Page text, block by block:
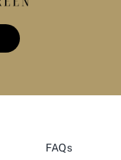
FAQs